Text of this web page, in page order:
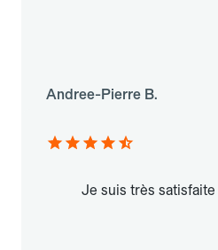
Andree-Pierre B.
Je suis très